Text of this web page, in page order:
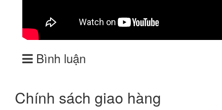
Bình luận
Chính sách giao hàng